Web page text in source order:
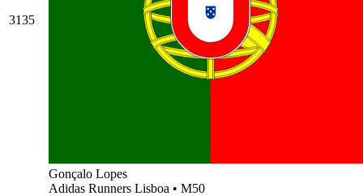
3135
Gonçalo Lopes
Adidas Runners Lisboa • M50